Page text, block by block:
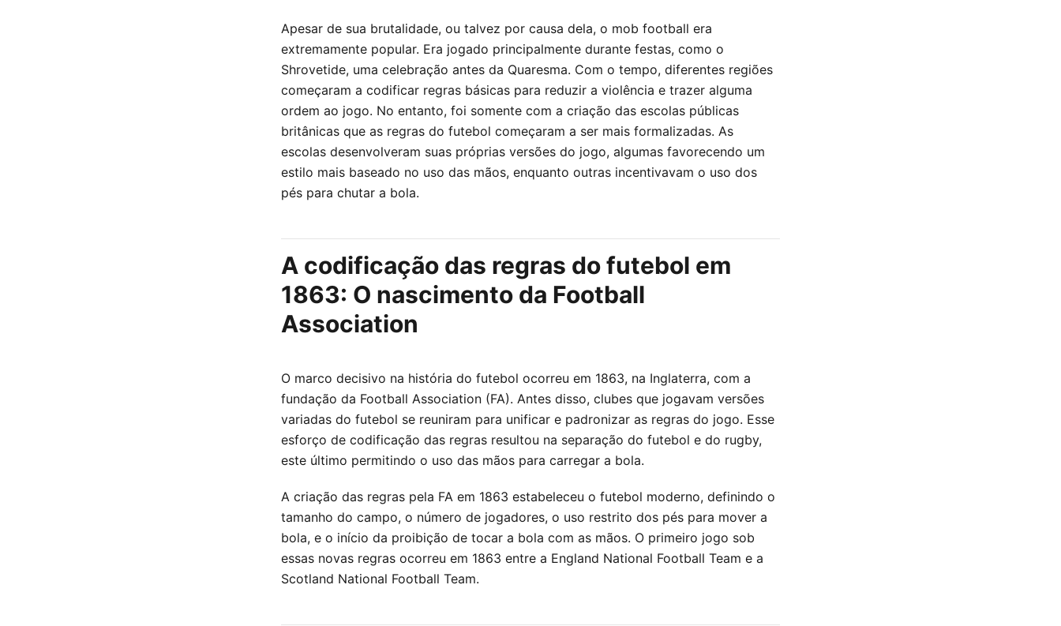
Apesar de sua brutalidade, ou talvez por causa dela, o mob football era
extremamente popular. Era jogado principalmente durante festas, como o
Shrovetide, uma celebração antes da Quaresma. Com o tempo, diferentes regiões
começaram a codificar regras básicas para reduzir a violência e trazer alguma
ordem ao jogo. No entanto, foi somente com a criação das escolas públicas
britânicas que as regras do futebol começaram a ser mais formalizadas. As
escolas desenvolveram suas próprias versões do jogo, algumas favorecendo um
estilo mais baseado no uso das mãos, enquanto outras incentivavam o uso dos
pés para chutar a bola.
A codificação das regras do futebol em
1863: O nascimento da Football
Association
O marco decisivo na história do futebol ocorreu em 1863, na Inglaterra, com a
fundação da Football Association (FA). Antes disso, clubes que jogavam versões
variadas do futebol se reuniram para unificar e padronizar as regras do jogo. Esse
esforço de codificação das regras resultou na separação do futebol e do rugby,
este último permitindo o uso das mãos para carregar a bola.
A criação das regras pela FA em 1863 estabeleceu o futebol moderno, definindo o
tamanho do campo, o número de jogadores, o uso restrito dos pés para mover a
bola, e o início da proibição de tocar a bola com as mãos. O primeiro jogo sob
essas novas regras ocorreu em 1863 entre a England National Football Team e a
Scotland National Football Team.